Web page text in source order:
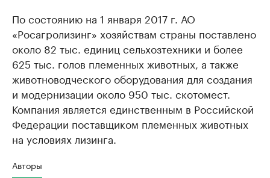
По состоянию на 1 января 2017 г. АО
«Росагролизинг» хозяйствам страны поставлено
около 82 тыс. единиц сельхозтехники и более
625 тыс. голов племенных животных, а также
животноводческого оборудования для создания
и модернизации около 950 тыс. скотомест.
Компания является единственным в Российской
Федерации поставщиком племенных животных
на условиях лизинга.
Авторы